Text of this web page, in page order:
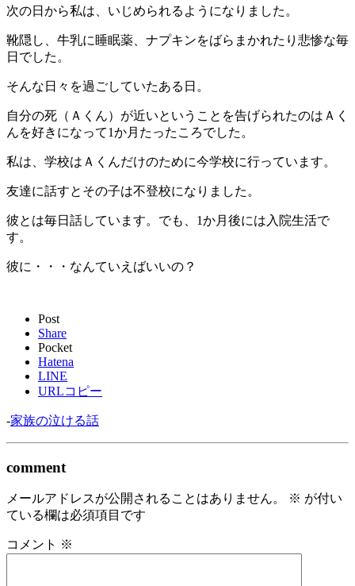
次の日から私は、いじめられるようになりました。
靴隠し、牛乳に睡眠薬、ナプキンをばらまかれたり悲惨な毎
日でした。
そんな日々を過ごしていたある日。
自分の死（Ａくん）が近いということを告げられたのはＡく
んを好きになって1か月たったころでした。
私は、学校はＡくんだけのために今学校に行っています。
友達に話すとその子は不登校になりました。
彼とは毎日話しています。でも、1か月後には入院生活で
す。
彼に・・・なんていえばいいの？
Post
Share
Pocket
Hatena
LINE
URLコピー
-家族の泣ける話
comment
メールアドレスが公開されることはありません。 ※ が付い
ている欄は必須項目です
コメント ※